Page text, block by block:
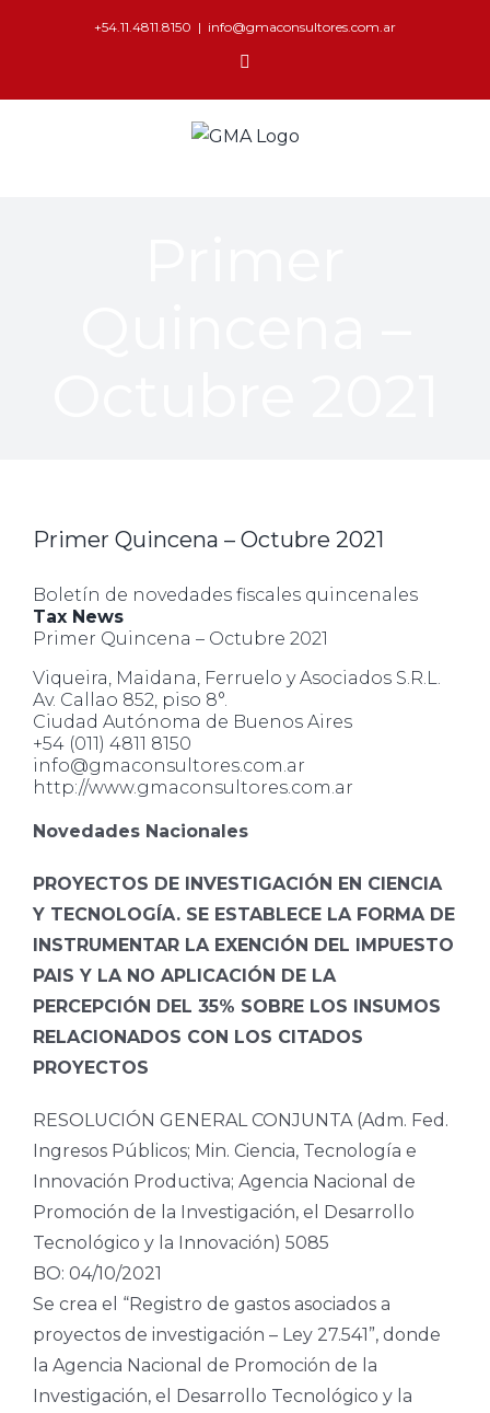
+54.11.4811.8150 | info@gmaconsultores.com.ar
Primer Quincena – Octubre 2021
Boletín de novedades fiscales quincenales
Tax News
Primer Quincena – Octubre 2021
Viqueira, Maidana, Ferruelo y Asociados S.R.L.
Av. Callao 852, piso 8°.
Ciudad Autónoma de Buenos Aires
+54 (011) 4811 8150
info@gmaconsultores.com.ar
http://www.gmaconsultores.com.ar
Novedades Nacionales
PROYECTOS DE INVESTIGACIÓN EN CIENCIA
Y TECNOLOGÍA. SE ESTABLECE LA FORMA DE
INSTRUMENTAR LA EXENCIÓN DEL IMPUESTO
PAIS Y LA NO APLICACIÓN DE LA
PERCEPCIÓN DEL 35% SOBRE LOS INSUMOS
RELACIONADOS CON LOS CITADOS
PROYECTOS
RESOLUCIÓN GENERAL CONJUNTA (Adm. Fed.
Ingresos Públicos; Min. Ciencia, Tecnología e
Innovación Productiva; Agencia Nacional de
Promoción de la Investigación, el Desarrollo
Tecnológico y la Innovación) 5085
BO: 04/10/2021
Se crea el “Registro de gastos asociados a
proyectos de investigación – Ley 27.541”, donde
la Agencia Nacional de Promoción de la
Investigación, el Desarrollo Tecnológico y la